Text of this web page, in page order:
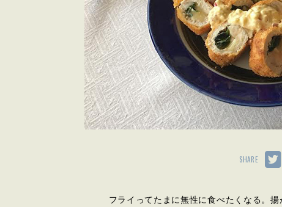
SHARE
フライってたまに無性に食べたくなる。